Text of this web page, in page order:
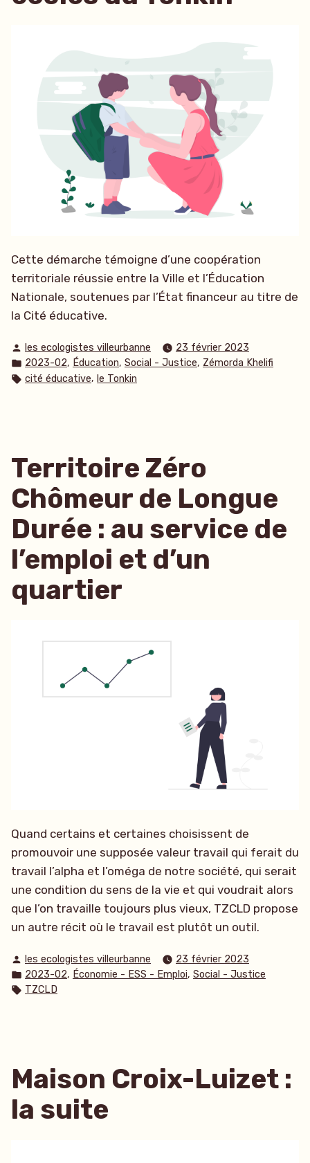
Cette démarche témoigne d’une coopération
territoriale réussie entre la Ville et l’Éducation
Nationale, soutenues par l’État financeur au titre de
la Cité éducative.
Publié
par
les ecologistes villeurbanne
23 février 2023
Publié
dans
2023-02, Éducation, Social - Justice, Zémorda Khelifi
Étiquettes :
cité éducative, le Tonkin
Territoire Zéro
Chômeur de Longue
Durée : au service de
l’emploi et d’un
quartier
Quand certains et certaines choisissent de
promouvoir une supposée valeur travail qui ferait du
travail l’alpha et l’oméga de notre société, qui serait
une condition du sens de la vie et qui voudrait alors
que l’on travaille toujours plus vieux, TZCLD propose
un autre récit où le travail est plutôt un outil.
Publié
par
les ecologistes villeurbanne
23 février 2023
Publié
dans
2023-02, Économie - ESS - Emploi, Social - Justice
Étiquettes :
TZCLD
Maison Croix-Luizet :
la suite